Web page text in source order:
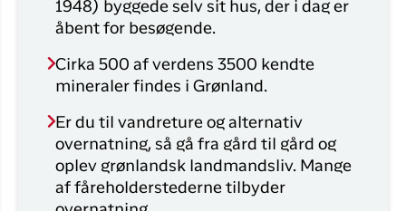
1948) byggede selv sit hus, der i dag er
åbent for besøgende.
Cirka 500 af verdens 3500 kendte
mineraler findes i Grønland.
Er du til vandreture og alternativ
overnatning, så gå fra gård til gård og
oplev grønlandsk landmandsliv. Mange
af fåreholderstederne tilbyder